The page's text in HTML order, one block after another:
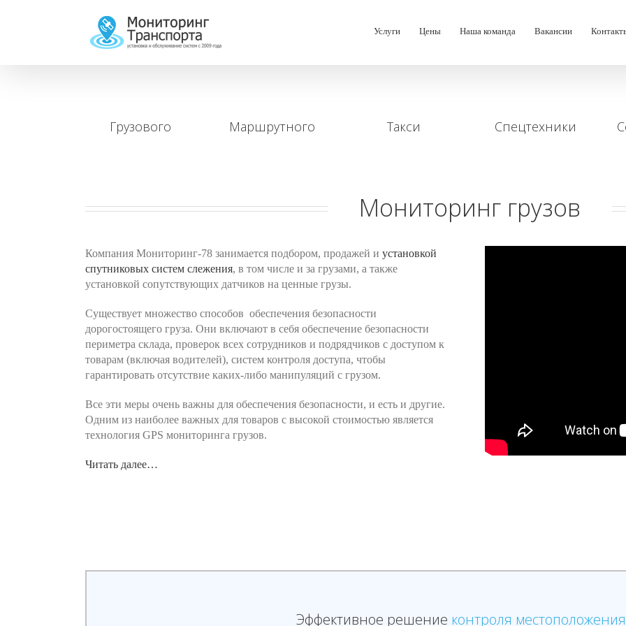
Услуги Цены Наша команда Вакансии
Грузового Маршрутного Такси Спецтехники
Мониторинг грузов
Компания Мониторинг-78 занимается подбором, продажей и установкой
спутниковых систем слежения, в том числе и за грузами, а также
установкой сопутствующих датчиков на ценные грузы.
Существует множество способов обеспечения безопасности
дорогостоящего груза. Они включают в себя обеспечение безопасности
периметра склада, проверок всех сотрудников и подрядчиков с доступом к
товарам (включая водителей), систем контроля доступа, чтобы
гарантировать отсутствие каких-либо манипуляций с грузом.
Все эти меры очень важны для обеспечения безопасности, и есть и другие.
Одним из наиболее важных для товаров с высокой стоимостью является
технология GPS мониторинга грузов.
Читать далее…
Эффективное решение контроля